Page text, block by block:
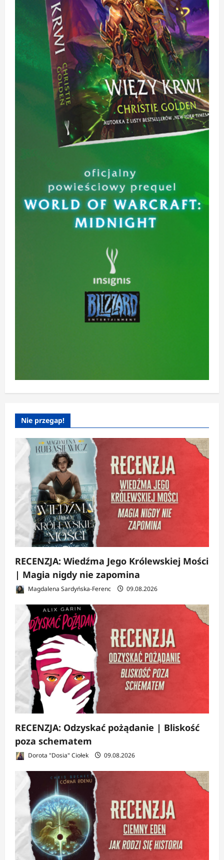
Nie przegap!
RECENZJA: Wiedźma Jego Królewskiej Mości
| Magia nigdy nie zapomina
Magdalena Sardyńska-Ferenc 09.08.2026
RECENZJA: Odzyskać pożądanie | Bliskość
poza schematem
Dorota "Dosia" Ciołek 09.08.2026